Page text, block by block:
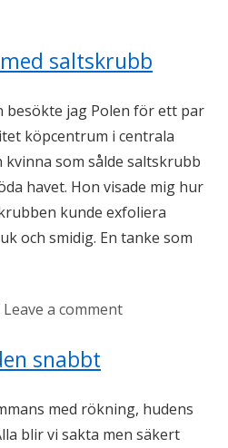
saltskrubb
besökte jag Polen för ett par
köpcentrum i centrala
kvinna som sålde saltskrubb
havet. Hon visade mig hur
kunde exfoliera
och smidig. En tanke som
Leave a comment
snabbt
med rökning, hudens
blir vi sakta men säkert